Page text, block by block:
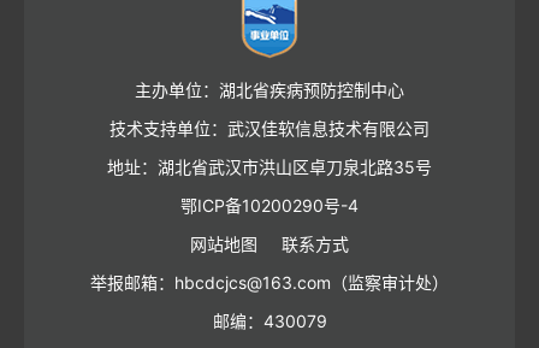
主办单位：湖北省疾病预防控制中心
技术支持单位：武汉佳软信息技术有限公司
地址：湖北省武汉市洪山区卓刀泉北路35号
鄂ICP备10200290号-4
网站地图
联系方式
举报邮箱：hbcdcjcs@163.com（监察审计处）
邮编：430079